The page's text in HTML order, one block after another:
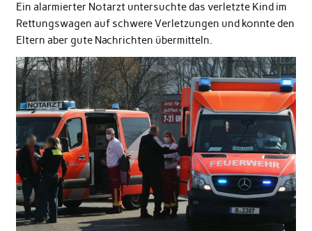
Ein alarmierter Notarzt untersuchte das verletzte Kind im
Rettungswagen auf schwere Verletzungen und konnte den
Eltern aber gute Nachrichten übermitteln.